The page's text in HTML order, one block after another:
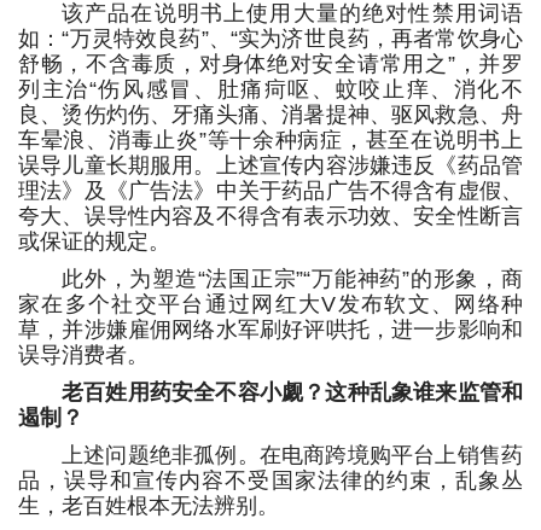
该产品在说明书上使用大量的绝对性禁用词语
如：“万灵特效良药”、“实为济世良药，再者常饮身心
舒畅，不含毒质，对身体绝对安全请常用之”，并罗
列主治“伤风感冒、肚痛疴呕、蚊咬止痒、消化不
良、烫伤灼伤、牙痛头痛、消暑提神、驱风救急、舟
车晕浪、消毒止炎”等十余种病症，甚至在说明书上
误导儿童长期服用。上述宣传内容涉嫌违反《药品管
理法》及《广告法》中关于药品广告不得含有虚假、
夸大、误导性内容及不得含有表示功效、安全性断言
或保证的规定。
此外，为塑造“法国正宗”“万能神药”的形象，商
家在多个社交平台通过网红大V发布软文、网络种
草，并涉嫌雇佣网络水军刷好评哄托，进一步影响和
误导消费者。
老百姓用药安全不容小觑？这种乱象谁来监管和
遏制？
上述问题绝非孤例。在电商跨境购平台上销售药
品，误导和宣传内容不受国家法律的约束，乱象丛
生，老百姓根本无法辨别。